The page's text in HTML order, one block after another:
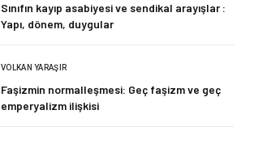
Sınıfın kayıp asabiyesi ve sendikal arayışlar :
Yapı, dönem, duygular
VOLKAN YARAŞIR
Faşizmin normalleşmesi: Geç faşizm ve geç
emperyalizm ilişkisi